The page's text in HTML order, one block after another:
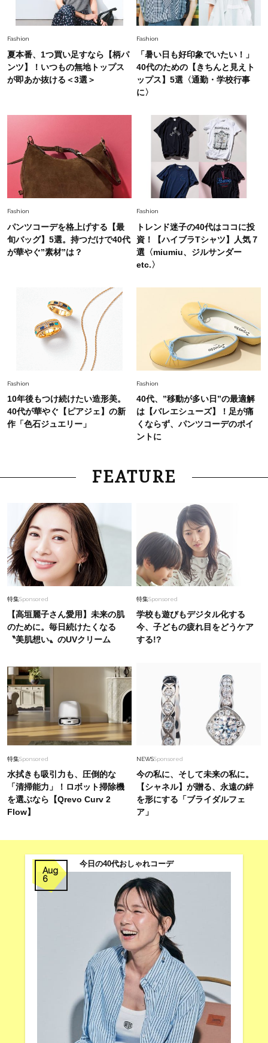
Fashion 2026.6.26
Fashion
オシャレ40代の【ワンピ＆オールインワン】最
Fashion 2026.7.31
【40代のTシャツコーデ】超ビッグサイズ×きれ
いめハーフパンツでモードに昇華
Fashion
夏本番、1つ買い足すなら【柄パ
ンツ】！いつもの無地トップス
が即あか抜ける＜3選＞
Fashion
「暑い日も好印象でいたい！」
40代のための【きちんと見えト
ップス】5選〈通勤・学校行事
に〉
Fashion
パンツコーデを格上げする【最
旬バッグ】5選。持つだけで40代
が華やぐ”素材”は？
Fashion
トレンド迷子の40代はココに投
資！【ハイブラTシャツ】人気７
選〈miumiu、ジルサンダー
etc.〉
Fashion
10年後もつけ続けたい造形美。
40代が華やぐ【ピアジェ】の新
作「色石ジュエリー」
Fashion
40代、”移動が多い日”の最適解
は【バレエシューズ】！足が痛
くならず、パンツコーデのポイ
ントに
FEATURE
特集Sponsored
【高垣麗子さん愛用】未来の肌
のために。毎日続けたくなる
〝美肌想い〟のUVクリーム
特集Sponsored
学校も遊びもデジタル化する
今、子どもの疲れ目をどうケア
する!?
特集Sponsored
水拭きも吸引力も、圧倒的な
「清掃能力」！ロボット掃除機
を選ぶなら【Qrevo Curv 2
Flow】
NEWSSponsored
今の私に、そして未来の私に。
【シャネル】が贈る、永遠の絆
を形にする「ブライダルフェ
ア」
Aug
6
今日の40代おしゃれコーデ